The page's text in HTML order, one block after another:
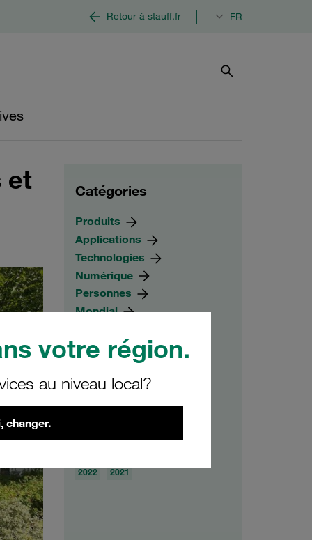
votre région.
au niveau local?
changer.
Retour à stauff.fr FR
et
Catégories
Produits
Applications
Technologies
Numérique
Personnes
Mondial
2022
2021